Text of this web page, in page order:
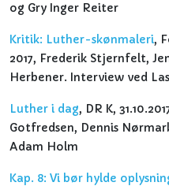
og Gry Inger Reiter
Kritik: Luther-skønmaleri,
2017, Frederik Stjernfelt,
Herbener. Interview ved
Luther i dag, DR K,
Gotfredsen, Dennis
Adam Holm
Kap. 8: Vi bør hylde